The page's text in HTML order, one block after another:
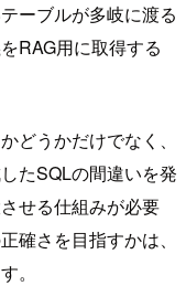
ーブルが多岐に渡る
RAG用に取得する
どうかだけでなく、
たSQLの間違いを発
せる仕組みが必要
確さを目指すかは、
。